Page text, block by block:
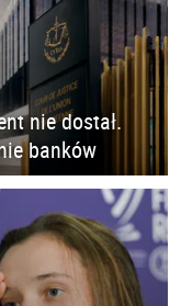
nie dostał.
banków